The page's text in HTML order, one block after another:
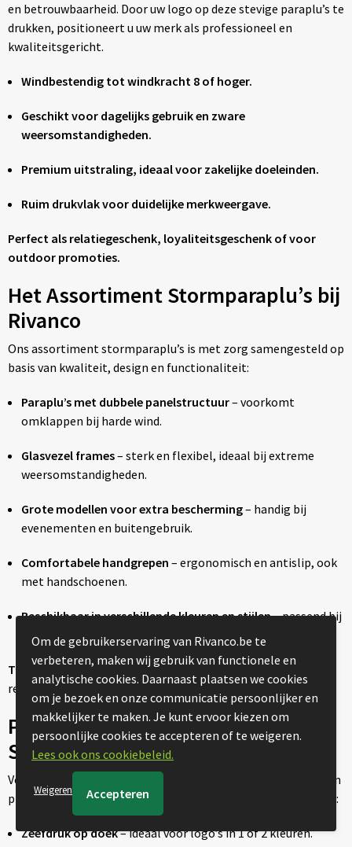
en betrouwbaarheid. Door uw logo op deze stevige paraplu’s te
drukken, positioneert u uw merk als professioneel en
kwaliteitsgericht.
Windbestendig tot windkracht 8 of hoger.
Geschikt voor dagelijks gebruik en zware
weersomstandigheden.
Premium uitstraling, ideaal voor zakelijke doeleinden.
Ruim drukvlak voor duidelijke merkweergave.
Perfect als relatiegeschenk, loyaliteitsgeschenk of voor
outdoor promoties.
Het Assortiment Stormparaplu’s bij
Rivanco
Ons assortiment stormparaplu’s is met zorg samengesteld op
basis van kwaliteit, design en functionaliteit:
Paraplu’s met dubbele panelstructuur– voorkomt
omklappen bij harde wind.
Glasvezel frames– sterk en flexibel, ideaal bij extreme
weersomstandigheden.
Grote modellen voor extra bescherming– handig bij
evenementen en buitengebruik.
Comfortabele handgrepen – ergonomisch en antislip, ook
met handschoenen.
Beschikbaar in verschillende kleuren en stijlen– passend bij
uw huisstijl.
Tip:
Combineer stormparaplu’s met een gepersonaliseerde
regenjas of poncho voor een krachtige outdoor-campagne.
Personalisatie en Bedrukking van
Stormparaplu’s
Voor het bedrukken van stormparaplu’s maken we gebruik van
professionele technieken die duurzaam resultaat garanderen:
Zeefdruk op doek– ideaal voor logo’s in 1 of 2 kleuren.
Om de gebruikerservaring van Rivanco.be te
verbeteren, maken wij gebruik van functionele en
analytische cookies. Daarnaast plaatsen we cookies
om je bezoek en onze communicatie persoonlijker en
makkelijker te maken. Je kunt ervoor kiezen om
persoonlijke cookies te accepteren of te weigeren.
Lees ook ons cookiebeleid.
Weigeren